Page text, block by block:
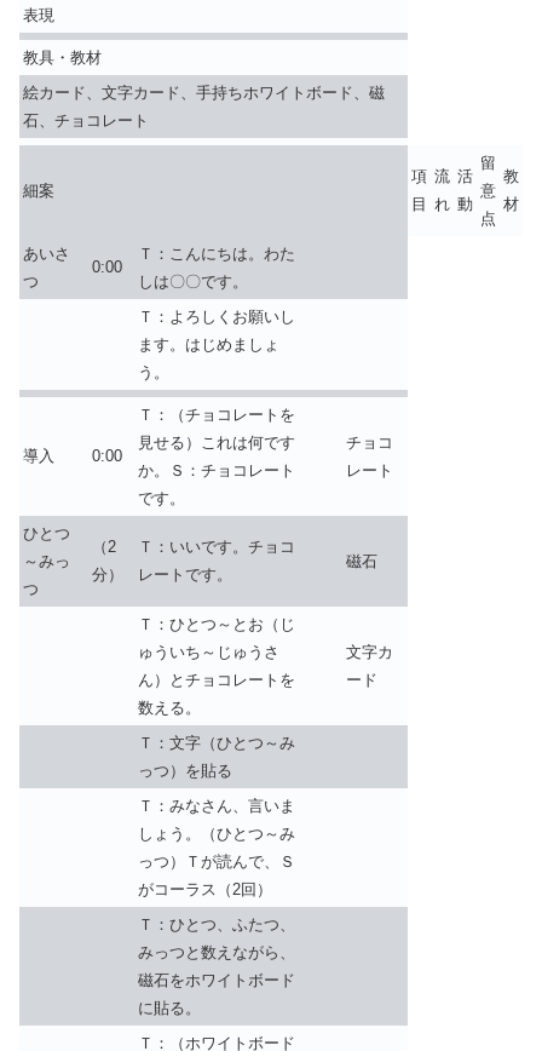
表現
教具・教材
絵カード、文字カード、手持ちホワイトボード、磁
石、チョコレート
細案
項
目
流
れ
活
動
留
意
点
教
材
あいさ
つ
0:00
Ｔ：こんにちは。わた
しは〇〇です。
Ｔ：よろしくお願いし
ます。はじめましょ
う。
導入 0:00
Ｔ：（チョコレートを
見せる）これは何です
か。Ｓ：チョコレート
です。
チョコ
レート
ひとつ
～みっ
つ
（2
分）
Ｔ：いいです。チョコ
レートです。
磁石
Ｔ：ひとつ～とお（じ
ゅういち～じゅうさ
ん）とチョコレートを
数える。
文字カ
ード
Ｔ：文字（ひとつ～み
っつ）を貼る
Ｔ：みなさん、言いま
しょう。（ひとつ～み
っつ）Ｔが読んで、Ｓ
がコーラス（2回）
Ｔ：ひとつ、ふたつ、
みっつと数えながら、
磁石をホワイトボード
に貼る。
Ｔ：（ホワイトボード